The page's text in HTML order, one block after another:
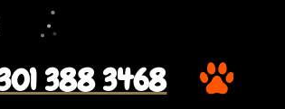
388 3468